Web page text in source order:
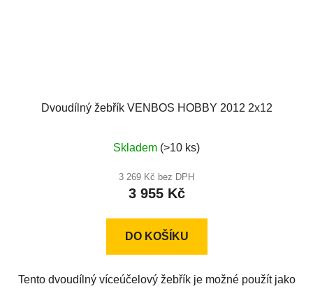
Dvoudílný žebřík VENBOS HOBBY 2012 2x12
hodnocení
produktu
je
z
Skladem (>10 ks)
3 269 Kč bez DPH
3 955 Kč
DO KOŠÍKU
Tento dvoudílný víceúčelový žebřík je možné použít jako